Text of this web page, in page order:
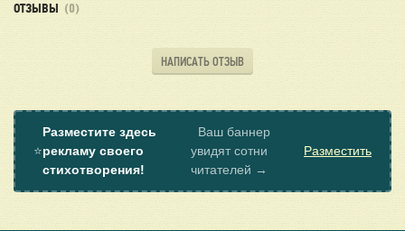
ОТЗЫВЫ (0)
НАПИСАТЬ ОТЗЫВ
⭐
Разместите здесь
рекламу своего
стихотворения!
Ваш баннер
увидят сотни
читателей →
Разместить